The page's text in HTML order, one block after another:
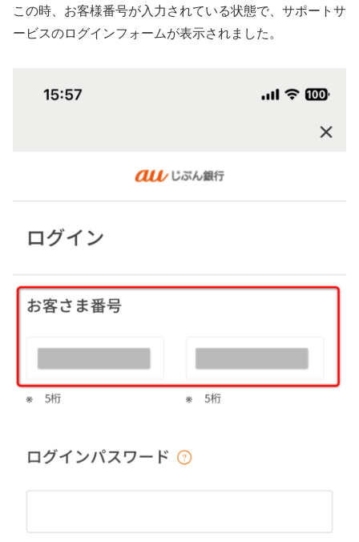
この時、お客様番号が入力されている状態で、サポートサ
ービスのログインフォームが表示されました。